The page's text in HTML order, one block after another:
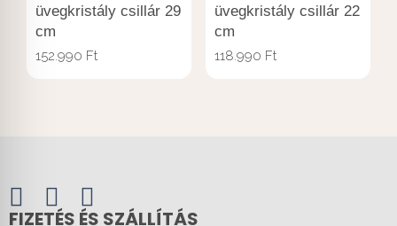
üvegkristály csillár 29
cm
152.990 Ft
üvegkristály csillár 22
cm
118.990 Ft
FIZETÉS ÉS SZÁLLÍTÁS